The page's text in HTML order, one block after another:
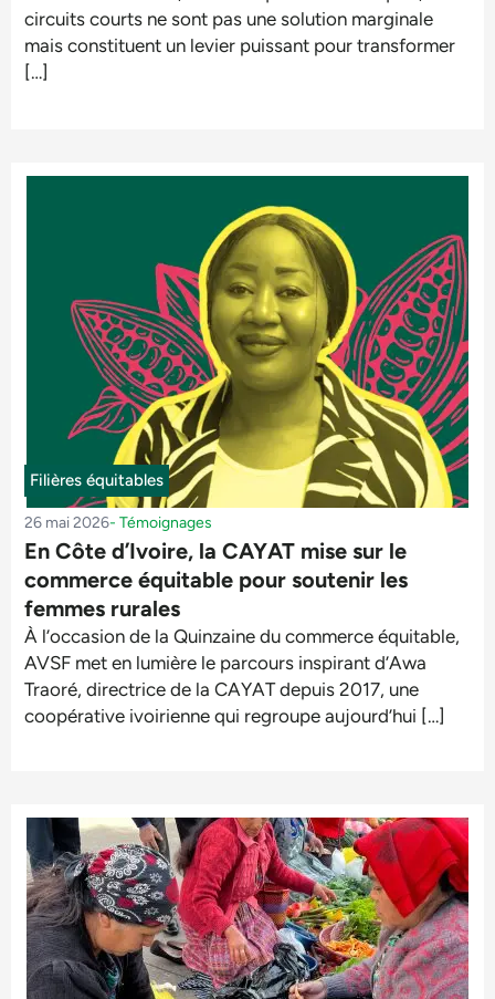
circuits courts ne sont pas une solution marginale
mais constituent un levier puissant pour transformer
[…]
Filières équitables
26 mai 2026- Témoignages
En Côte d’Ivoire, la CAYAT mise sur le
commerce équitable pour soutenir les
femmes rurales
À l’occasion de la Quinzaine du commerce équitable,
AVSF met en lumière le parcours inspirant d’Awa
Traoré, directrice de la CAYAT depuis 2017, une
coopérative ivoirienne qui regroupe aujourd’hui […]